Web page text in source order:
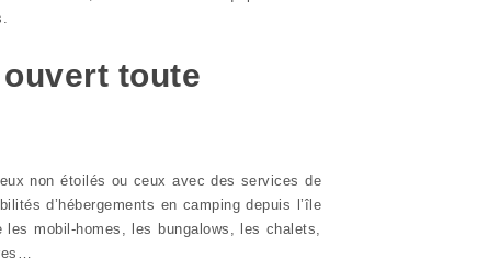
toute
non étoilés ou ceux avec des services de
d’hébergements en camping depuis l’île
mobil-homes, les bungalows, les chalets,